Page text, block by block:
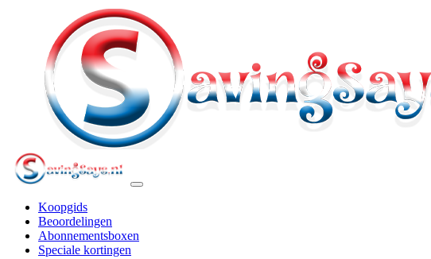
Koopgids
Beoordelingen
Abonnementsboxen
Speciale kortingen